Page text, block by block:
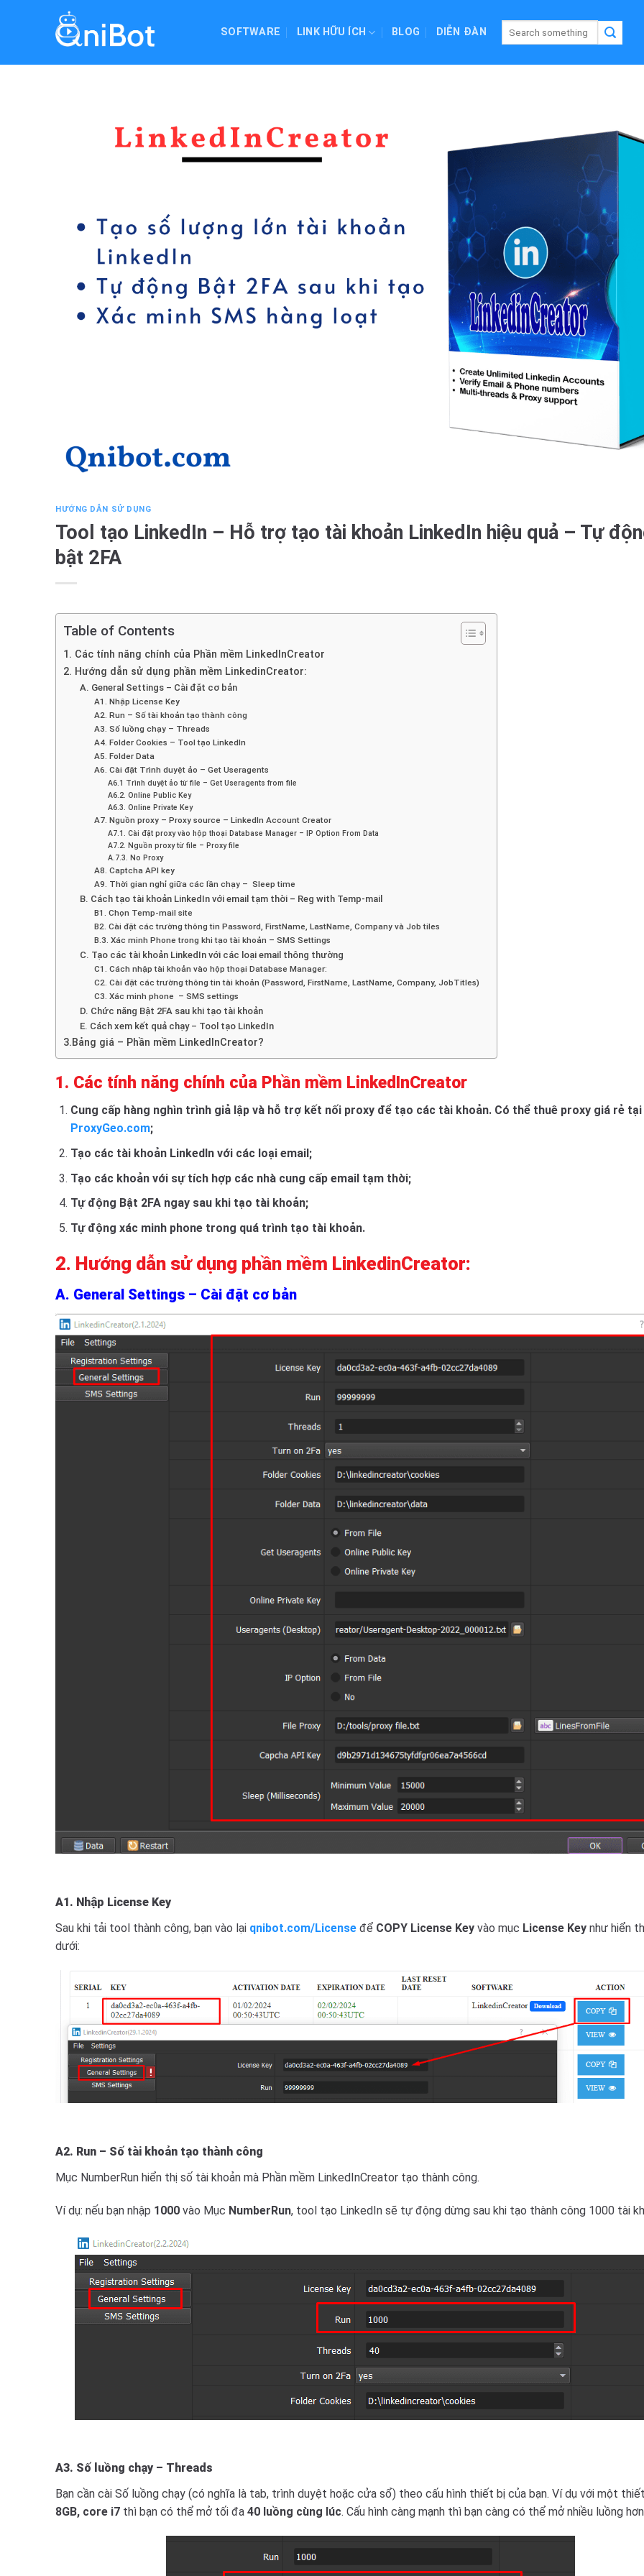
SOFTWARE LINK HỮU ÍCH BLOG DIỄN ĐÀN
HƯỚNG DẪN SỬ DỤNG
Tool tạo LinkedIn – Hỗ trợ tạo tài khoản LinkedIn hiệu quả – Tự
bật 2FA
Table of Contents
1. Các tính năng chính của Phần mềm LinkedInCreator
2. Hướng dẫn sử dụng phần mềm LinkedinCreator:
A. General Settings – Cài đặt cơ bản
A1. Nhập License Key
A2. Run – Số tài khoản tạo thành công
A3. Số luồng chạy – Threads
A4. Folder Cookies – Tool tạo LinkedIn
A5. Folder Data
A6. Cài đặt Trình duyệt ảo – Get Useragents
A6.1 Trình duyệt ảo từ file – Get Useragents from file
A6.2. Online Public Key
A6.3. Online Private Key
A7. Nguồn proxy – Proxy source – LinkedIn Account Creator
A7.1. Cài đặt proxy vào hộp thoại Database Manager – IP Option From Data
A7.2. Nguồn proxy từ file – Proxy file
A.7.3. No Proxy
A8. Captcha API key
A9. Thời gian nghỉ giữa các lần chạy – Sleep time
B. Cách tạo tài khoản LinkedIn với email tạm thời – Reg with Temp-mail
B1. Chọn Temp-mail site
B2. Cài đặt các trường thông tin Password, FirstName, LastName, Company và Job tiles
B.3. Xác minh Phone trong khi tạo tài khoản – SMS Settings
C. Tạo các tài khoản LinkedIn với các loại email thông thường
C1. Cách nhập tài khoản vào hộp thoại Database Manager:
C2. Cài đặt các trường thông tin tài khoản (Password, FirstName, LastName, Company, JobTitles)
C3. Xác minh phone – SMS settings
D. Chức năng Bật 2FA sau khi tạo tài khoản
E. Cách xem kết quả chạy – Tool tạo LinkedIn
3.Bảng giá – Phần mềm LinkedInCreator?
1. Các tính năng chính của Phần mềm LinkedInCreator
Cung cấp hàng nghìn trình giả lập và hỗ trợ kết nối proxy để tạo các tài khoản. Có thể thuê proxy giá rẻ tại
ProxyGeo.com;
Tạo các tài khoản LinkedIn với các loại email;
Tạo các khoản với sự tích hợp các nhà cung cấp email tạm thời;
Tự động Bật 2FA ngay sau khi tạo tài khoản;
Tự động xác minh phone trong quá trình tạo tài khoản.
2. Hướng dẫn sử dụng phần mềm LinkedinCreator:
A. General Settings – Cài đặt cơ bản
A1. Nhập License Key
Sau khi tải tool thành công, bạn vào lại qnibot.com/License để COPY License Key vào mục License Key như hiển
dưới:
A2. Run – Số tài khoản tạo thành công
Mục NumberRun hiển thị số tài khoản mà Phần mềm LinkedInCreator tạo thành công.
Ví dụ: nếu bạn nhập 1000 vào Mục NumberRun, tool tạo LinkedIn sẽ tự động dừng sau khi tạo thành công 1000 tài
A3. Số luồng chạy – Threads
Bạn cần cài Số luồng chạy (có nghĩa là tab, trình duyệt hoặc cửa sổ) theo cấu hình thiết bị của bạn. Ví dụ với một
8GB, core i7 thì bạn có thể mở tối đa 40 luồng cùng lúc. Cấu hình càng mạnh thì bạn càng có thể mở nhiều luồng